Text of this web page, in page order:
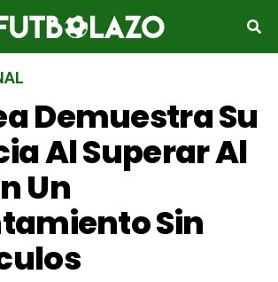
Demuestra Su
Al Superar Al
Un
Sin